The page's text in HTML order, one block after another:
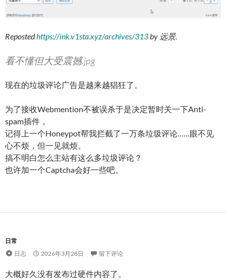
Repostedhttps://ink.v1sta.xyz/archives/313by 远景.
看不懂但大受震撼.jpg
现在的垃圾评论广告是越来越猖狂了。
为了接收Webmention不被误杀于是决定暂时关一下Anti-
spam插件，
记得上一个Honeypot帮我拦截了一万条垃圾评论……眼不见
心不烦，但一见就烦。
搞不明白怎么主站有这么多垃圾评论？
也许加一个Captcha会好一些吧。
日常
日志
2026年3月28日 留下评论
大概好久没有发布过硬件内容了。